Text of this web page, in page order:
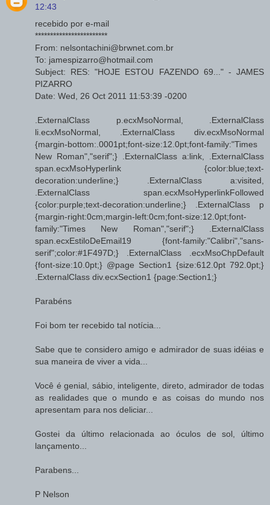
12:43
recebido por e-mail
************************
From: nelsontachini@brwnet.com.br
To: jamespizarro@hotmail.com
Subject: RES: "HOJE ESTOU FAZENDO 69..." - JAMES
PIZARRO
Date: Wed, 26 Oct 2011 11:53:39 -0200
.ExternalClass p.ecxMsoNormal, .ExternalClass
li.ecxMsoNormal, .ExternalClass div.ecxMsoNormal
{margin-bottom:.0001pt;font-size:12.0pt;font-family:"Times
New Roman","serif";} .ExternalClass a:link, .ExternalClass
span.ecxMsoHyperlink {color:blue;text-
decoration:underline;} .ExternalClass a:visited,
.ExternalClass span.ecxMsoHyperlinkFollowed
{color:purple;text-decoration:underline;} .ExternalClass p
{margin-right:0cm;margin-left:0cm;font-size:12.0pt;font-
family:"Times New Roman","serif";} .ExternalClass
span.ecxEstiloDeEmail19 {font-family:"Calibri","sans-
serif";color:#1F497D;} .ExternalClass .ecxMsoChpDefault
{font-size:10.0pt;} @page Section1 {size:612.0pt 792.0pt;}
.ExternalClass div.ecxSection1 {page:Section1;}
Parabéns
Foi bom ter recebido tal notícia...
Sabe que te considero amigo e admirador de suas idéias e
sua maneira de viver a vida...
Você é genial, sábio, inteligente, direto, admirador de todas
as realidades que o mundo e as coisas do mundo nos
apresentam para nos deliciar...
Gostei da último relacionada ao óculos de sol, último
lançamento...
Parabens...
P Nelson